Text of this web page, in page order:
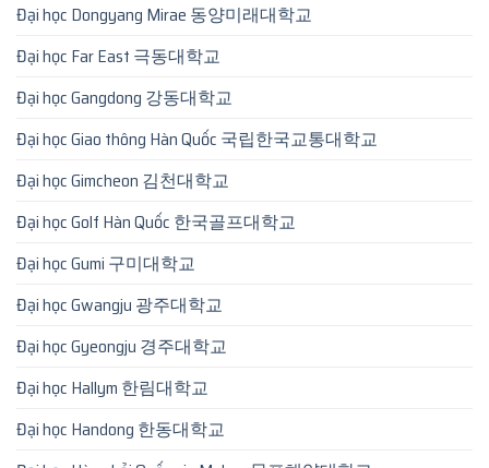
Đại học Dongyang Mirae 동양미래대학교
Đại học Far East 극동대학교
Đại học Gangdong 강동대학교
Đại học Giao thông Hàn Quốc 국립한국교통대학교
Đại học Gimcheon 김천대학교
Đại học Golf Hàn Quốc 한국골프대학교
Đại học Gumi 구미대학교
Đại học Gwangju 광주대학교
Đại học Gyeongju 경주대학교
Đại học Hallym 한림대학교
Đại học Handong 한동대학교